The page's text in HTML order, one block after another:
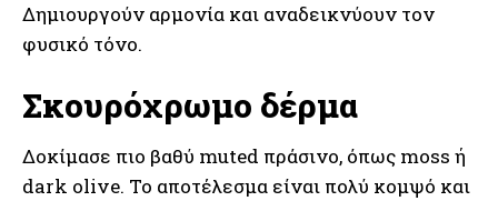
Δημιουργούν αρμονία και αναδεικνύουν τον
φυσικό τόνο.
Σκουρόχρωμο δέρμα
Δοκίμασε πιο βαθύ muted πράσινο, όπως moss ή
dark olive. Το αποτέλεσμα είναι πολύ κομψό και